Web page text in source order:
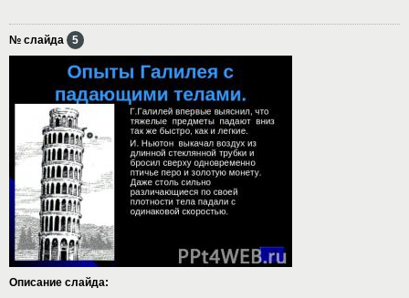
№ слайда 5
Описание слайда: